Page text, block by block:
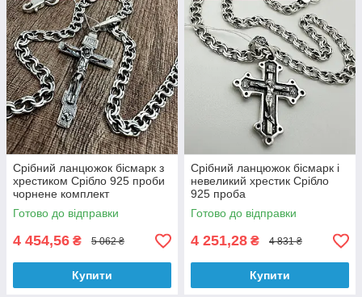
Срібний ланцюжок бісмарк з
хрестиком Срібло 925 проби
чорнене комплект
Готово до відправки
4 454,56 ₴ 5 062 ₴
Купити
Срібний ланцюжок бісмарк і
невеликий хрестик Срібло
925 проба
Готово до відправки
4 251,28 ₴ 4 831 ₴
Купити